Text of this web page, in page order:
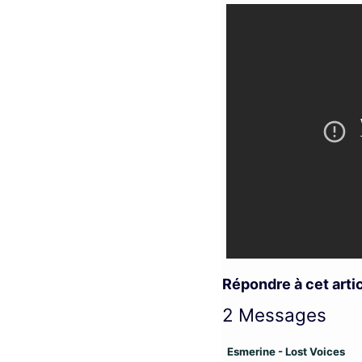
Répondre à cet
2 Messages
Esmerine - Lost Voices